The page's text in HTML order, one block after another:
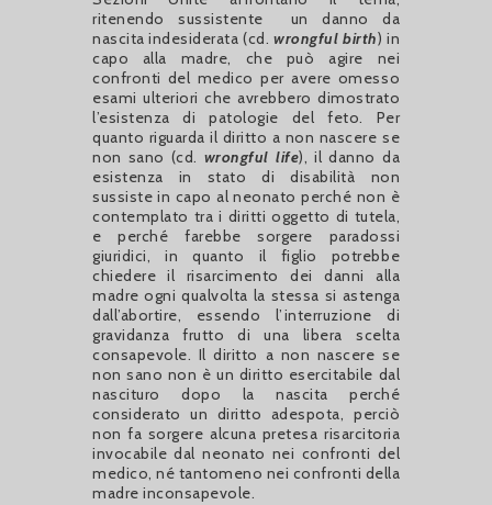
ritenendo sussistente un danno da
nascita indesiderata (cd.wrongful birth) in
capo alla madre, che può agire nei
confronti del medico per avere omesso
esami ulteriori che avrebbero dimostrato
l’esistenza di patologie del feto. Per
quanto riguarda il diritto a non nascere se
non sano (cd. wrongful life), il danno da
esistenza in stato di disabilità non
sussiste in capo al neonato perché non è
contemplato tra i diritti oggetto di tutela,
e perché farebbe sorgere paradossi
giuridici, in quanto il figlio potrebbe
chiedere il risarcimento dei danni alla
madre ogni qualvolta la stessa si astenga
dall’abortire, essendo l’interruzione di
gravidanza frutto di una libera scelta
consapevole. Il diritto a non nascere se
non sano non è un diritto esercitabile dal
nascituro dopo la nascita perché
considerato un diritto adespota, perciò
non fa sorgere alcuna pretesa risarcitoria
invocabile dal neonato nei confronti del
medico, né tantomeno nei confronti della
madre inconsapevole.